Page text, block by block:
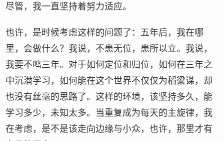
尽管，我一直坚持着努力适应。
也许，是时候考虑这样的问题了：五年后，我在哪
里，会做什么？我说，不患无位，患所以立。我说，
我要不鸣三年。对于如何定位和归位，如何在三年之
中沉潜学习，如何能在这个世界不仅仅为稻粱谋，却
也没有丝毫的思路了。这样的环境，该坚持多久，能
学习多少，未知太多。当重复成为每天的主旋律，我
在考虑，是不是该走向边缘与小众，也许，那里才有